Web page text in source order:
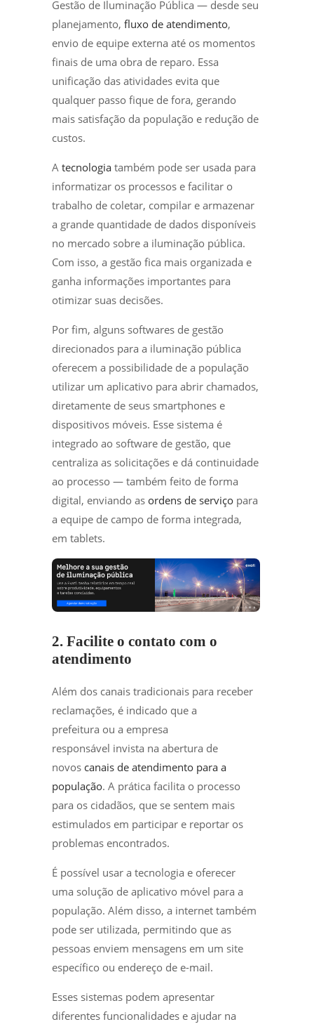
Gestão de Iluminação Pública — desde seu
planejamento, fluxo de atendimento,
envio de equipe externa até os momentos
finais de uma obra de reparo. Essa
unificação das atividades evita que
qualquer passo fique de fora, gerando
mais satisfação da população e redução de
custos.
A tecnologia também pode ser usada para
informatizar os processos e facilitar o
trabalho de coletar, compilar e armazenar
a grande quantidade de dados disponíveis
no mercado sobre a iluminação pública.
Com isso, a gestão fica mais organizada e
ganha informações importantes para
otimizar suas decisões.
Por fim, alguns softwares de gestão
direcionados para a iluminação pública
oferecem a possibilidade de a população
utilizar um aplicativo para abrir chamados,
diretamente de seus smartphones e
dispositivos móveis. Esse sistema é
integrado ao software de gestão, que
centraliza as solicitações e dá continuidade
ao processo — também feito de forma
digital, enviando as ordens de serviço para
a equipe de campo de forma integrada,
em tablets.
2. Facilite o contato com o
atendimento
Além dos canais tradicionais para receber
reclamações, é indicado que a
prefeitura ou a empresa
responsável invista na abertura de
novos canais de atendimento para a
população. A prática facilita o processo
para os cidadãos, que se sentem mais
estimulados em participar e reportar os
problemas encontrados.
É possível usar a tecnologia e oferecer
uma solução de aplicativo móvel para a
população. Além disso, a internet também
pode ser utilizada, permitindo que as
pessoas enviem mensagens em um site
específico ou endereço de e-mail.
Esses sistemas podem apresentar
diferentes funcionalidades e ajudar na